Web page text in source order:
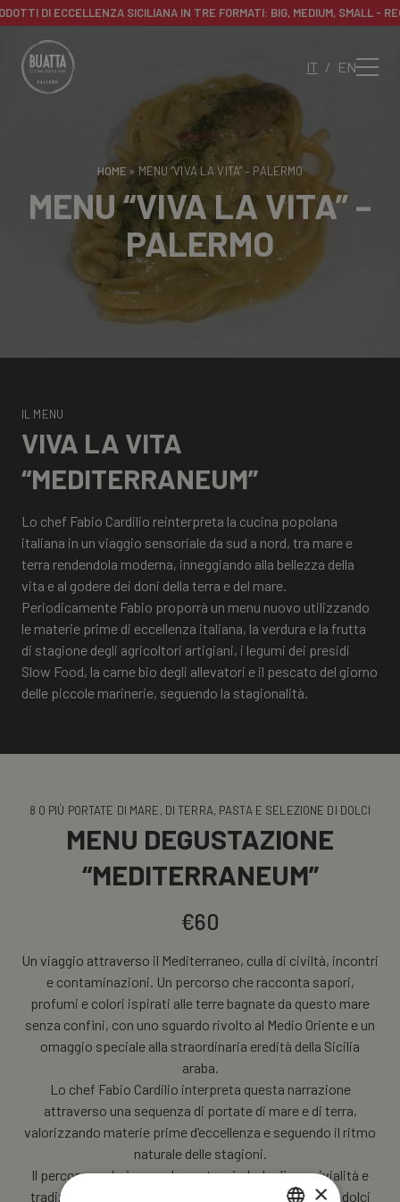
-
REGALA
TUA
PRODOTTI
ECCELLENZA
BIG,
DI ECCELLENZA SICILIANA IN TRE FORMATI: BIG, MEDIUM, SMALL -
IT EN
HOME » MENU “VIVA LA VITA” – PALERMO
MENU “VIVA LA VITA” –
PALERMO
IL MENU
VIVA LA VITA
“MEDITERRANEUM”
Lo chef Fabio Cardilio reinterpreta la cucina popolana
italiana in un viaggio sensoriale da sud a nord, tra mare e
terra rendendola moderna, inneggiando alla bellezza della
vita e al godere dei doni della terra e del mare.
Periodicamente Fabio proporrà un menu nuovo utilizzando
le materie prime di eccellenza italiana, la verdura e la frutta
di stagione degli agricoltori artigiani, i legumi dei presidi
Slow Food, la carne bio degli allevatori e il pescato del giorno
delle piccole marinerie, seguendo la stagionalità.
8 O PIÙ PORTATE DI MARE, DI TERRA, PASTA E SELEZIONE DI DOLCI
MENU DEGUSTAZIONE
“MEDITERRANEUM”
€60
Un viaggio attraverso il Mediterraneo, culla di civiltà, incontri
e contaminazioni. Un percorso che racconta sapori,
profumi e colori ispirati alle terre bagnate da questo mare
senza confini, con uno sguardo rivolto al Medio Oriente e un
omaggio speciale alla straordinaria eredità della Sicilia
araba.
Lo chef Fabio Cardilio interpreta questa narrazione
attraverso una sequenza di portate di mare e di terra,
valorizzando materie prime d’eccellenza e seguendo il ritmo
naturale delle stagioni.
Il percorso culmina con la pasta, simbolo di convivialità e
tradizione, per poi lasciare spazio a una selezione di dolci
×